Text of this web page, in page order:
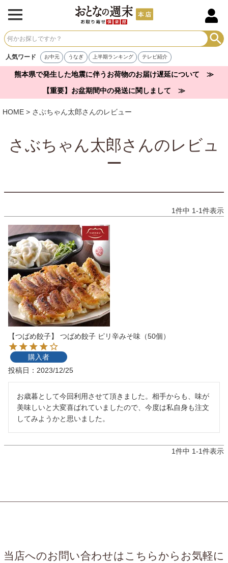
人気ワード お中元 うなぎ 上半期ランキング テレビ紹介
熊本県で発生した地震に伴うお荷物のお届け遅延について ≫
【重要】お盆期間中の発送に関しまして ≫
HOME さぶちゃん太郎さんのレビュー
さぶちゃん太郎さんのレビュ
ー
1件中 1-1件表示
【つばめ餃子】 つばめ餃子 ピリ辛みそ味（50個）
購入者
投稿日
2023/12/25
お歳暮として今回利用させて頂きました。相手からも、味が
美味しいと大変喜ばれていましたので、今度は私自身も注文
してみようかと思いました。
1件中 1-1件表示
当店へのお問い合わせはこちらからお気軽に